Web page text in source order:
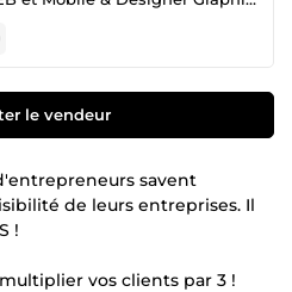
le vendeur
savent
de leurs entreprises. Il
!
multiplier vos clients par 3 !